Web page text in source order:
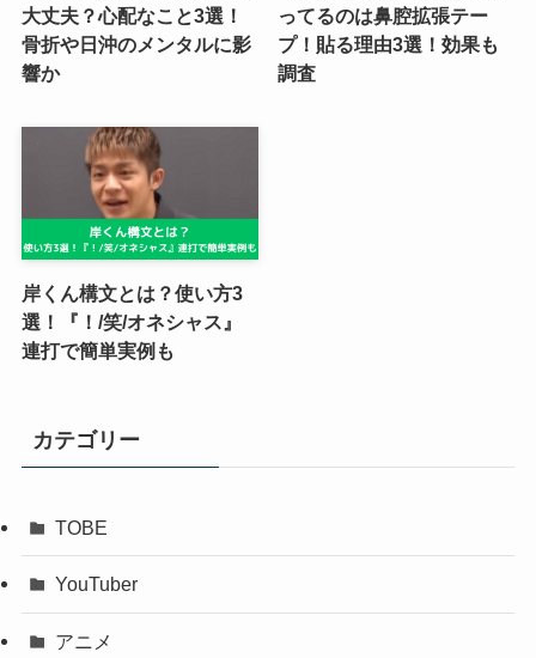
大丈夫？心配なこと3選！
骨折や日沖のメンタルに影
響か
ってるのは鼻腔拡張テー
プ！貼る理由3選！効果も
調査
岸くん構文とは？使い方3
選！『！/笑/オネシャス』
連打で簡単実例も
カテゴリー
TOBE
YouTuber
アニメ